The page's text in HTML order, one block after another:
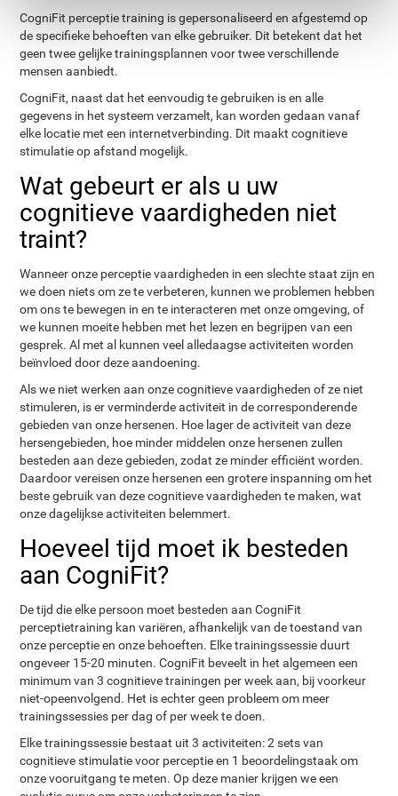
CogniFit perceptie training is gepersonaliseerd en afgestemd op
de specifieke behoeften van elke gebruiker. Dit betekent dat het
geen twee gelijke trainingsplannen voor twee verschillende
mensen aanbiedt.
CogniFit, naast dat het eenvoudig te gebruiken is en alle
gegevens in het systeem verzamelt, kan worden gedaan vanaf
elke locatie met een internetverbinding. Dit maakt cognitieve
stimulatie op afstand mogelijk.
Wat gebeurt er als u uw
cognitieve vaardigheden niet
traint?
Wanneer onze perceptie vaardigheden in een slechte staat zijn en
we doen niets om ze te verbeteren, kunnen we problemen hebben
om ons te bewegen in en te interacteren met onze omgeving, of
we kunnen moeite hebben met het lezen en begrijpen van een
gesprek. Al met al kunnen veel alledaagse activiteiten worden
beïnvloed door deze aandoening.
Als we niet werken aan onze cognitieve vaardigheden of ze niet
stimuleren, is er verminderde activiteit in de corresponderende
gebieden van onze hersenen. Hoe lager de activiteit van deze
hersengebieden, hoe minder middelen onze hersenen zullen
besteden aan deze gebieden, zodat ze minder efficiënt worden.
Daardoor vereisen onze hersenen een grotere inspanning om het
beste gebruik van deze cognitieve vaardigheden te maken, wat
onze dagelijkse activiteiten belemmert.
Hoeveel tijd moet ik besteden
aan CogniFit?
De tijd die elke persoon moet besteden aan CogniFit
perceptietraining kan variëren, afhankelijk van de toestand van
onze perceptie en onze behoeften. Elke trainingssessie duurt
ongeveer 15-20 minuten. CogniFit beveelt in het algemeen een
minimum van 3 cognitieve trainingen per week aan, bij voorkeur
niet-opeenvolgend. Het is echter geen probleem om meer
trainingssessies per dag of per week te doen.
Elke trainingssessie bestaat uit 3 activiteiten: 2 sets van
cognitieve stimulatie voor perceptie en 1 beoordelingstaak om
onze vooruitgang te meten. Op deze manier krijgen we een